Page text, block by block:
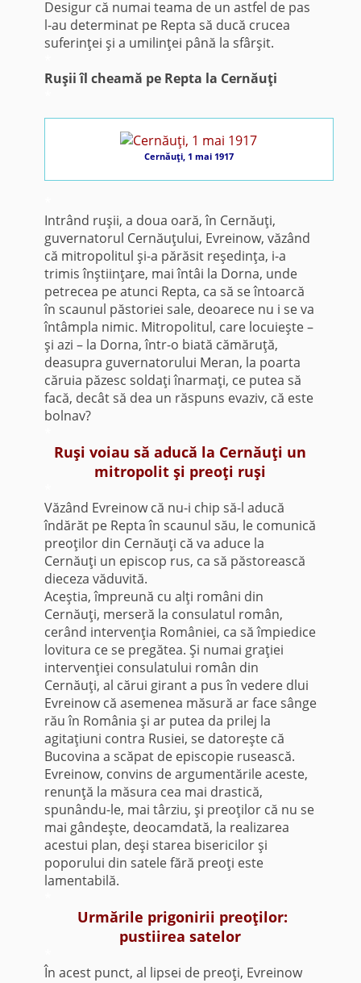
Desigur că numai teama de un astfel de pas
l-au determinat pe Repta să ducă crucea
suferinţei şi a umilinţei până la sfârşit.
Ruşii îl cheamă pe Repta la Cernăuţi
Cernăuţi, 1 mai 1917
Intrând ruşii, a doua oară, în Cernăuţi,
guvernatorul Cernăuţului, Evreinow, văzând
că mitropolitul şi-a părăsit reşedinţa, i-a
trimis înştiinţare, mai întâi la Dorna, unde
petrecea pe atunci Repta, ca să se întoarcă
în scaunul păstoriei sale, deoarece nu i se va
întâmpla nimic. Mitropolitul, care locuieşte –
şi azi – la Dorna, într-o biată cămăruţă,
deasupra guvernatorului Meran, la poarta
căruia păzesc soldaţi înarmaţi, ce putea să
facă, decât să dea un răspuns evaziv, că este
bolnav?
Ruşi voiau să aducă la Cernăuţi un
mitropolit şi preoţi ruşi
Văzând Evreinow că nu-i chip să-l aducă
îndărăt pe Repta în scaunul său, le comunică
preoţilor din Cernăuţi că va aduce la
Cernăuţi un episcop rus, ca să păstorească
dieceza văduvită.
Aceştia, împreună cu alţi români din
Cernăuţi, merseră la consulatul român,
cerând intervenţia României, ca să împiedice
lovitura ce se pregătea. Şi numai graţiei
intervenţiei consulatului român din
Cernăuţi, al cărui girant a pus în vedere dlui
Evreinow că asemenea măsură ar face sânge
rău în România şi ar putea da prilej la
agitaţiuni contra Rusiei, se datoreşte că
Bucovina a scăpat de episcopie rusească.
Evreinow, convins de argumentările aceste,
renunţă la măsura cea mai drastică,
spunându-le, mai târziu, şi preoţilor că nu se
mai gândeşte, deocamdată, la realizarea
acestui plan, deşi starea bisericilor şi
poporului din satele fără preoţi este
lamentabilă.
Urmările prigonirii preoţilor:
pustiirea satelor
În acest punct, al lipsei de preoţi, Evreinow